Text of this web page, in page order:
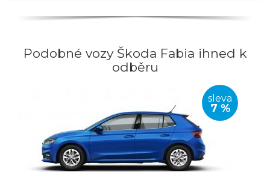
Podobné vozy Škoda Fabia ihned k
odběru
sleva
7 %